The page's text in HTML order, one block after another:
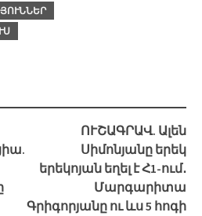
ՈՒՇԱԳՐԱՎ. Ալեն
Սիմոնյանը երեկ
երեկոյան եղել է Հ1-ում․
Մարգարիտա
Գրիգորյանը ու ևս 5 հոգի